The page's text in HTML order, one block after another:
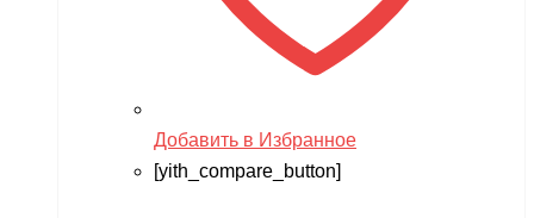
Добавить в Избранное
[yith_compare_button]